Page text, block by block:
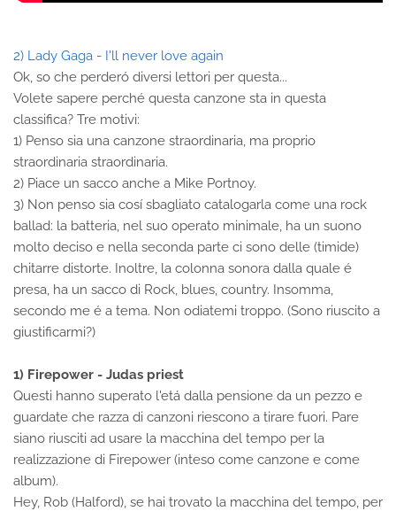
2) Lady Gaga - I'll never love again
Ok, so che perderó diversi lettori per questa...
Volete sapere perché questa canzone sta in questa
classifica? Tre motivi:
1) Penso sia una canzone straordinaria, ma proprio
straordinaria straordinaria.
2) Piace un sacco anche a Mike Portnoy.
3) Non penso sia cosí sbagliato catalogarla come una rock
ballad: la batteria, nel suo operato minimale, ha un suono
molto deciso e nella seconda parte ci sono delle (timide)
chitarre distorte. Inoltre, la colonna sonora dalla quale é
presa, ha un sacco di Rock, blues, country. Insomma,
secondo me é a tema. Non odiatemi troppo. (Sono riuscito a
giustificarmi?)
1) Firepower - Judas priest
Questi hanno superato l'etá dalla pensione da un pezzo e
guardate che razza di canzoni riescono a tirare fuori. Pare
siano riusciti ad usare la macchina del tempo per la
realizzazione di Firepower (inteso come canzone e come
album).
Hey, Rob (Halford), se hai trovato la macchina del tempo, per